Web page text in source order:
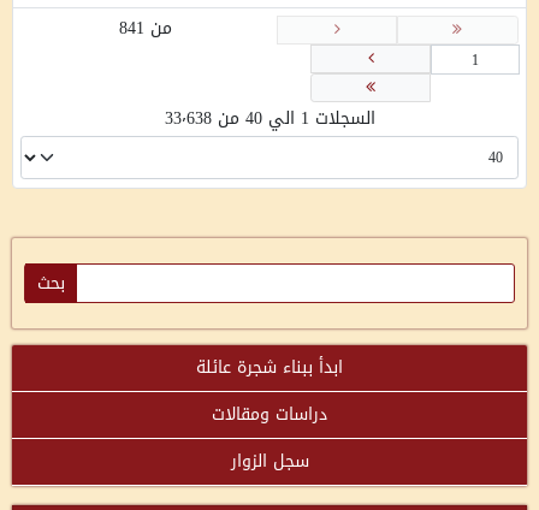
من 841
السجلات 1 الي 40 من 33٬638
ابدأ ببناء شجرة عائلة
دراسات ومقالات
سجل الزوار